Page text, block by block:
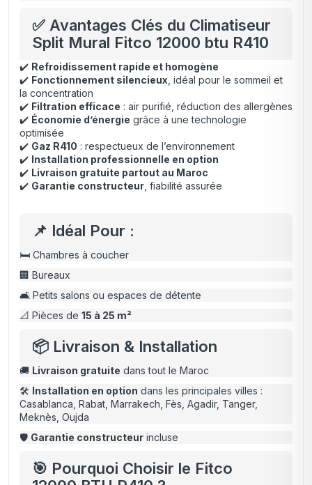
✅ Avantages Clés du Climatiseur
Split Mural Fitco 12000 btu R410
✔️ Refroidissement rapide et homogène
✔️ Fonctionnement silencieux , idéal pour le sommeil et
la concentration
✔️ Filtration efficace : air purifié, réduction des allergènes
✔️ Économie d’énergie grâce à une technologie
optimisée
✔️ Gaz R410 : respectueux de l’environnement
✔️ Installation professionnelle en option
✔️ Livraison gratuite partout au Maroc
✔️ Garantie constructeur , fiabilité assurée
📌 Idéal Pour :
🛏️ Chambres à coucher
🏢 Bureaux
🛋️ Petits salons ou espaces de détente
📐 Pièces de 15 à 25 m²
📦 Livraison & Installation
🚚 Livraison gratuite dans tout le Maroc
🛠️ Installation en option dans les principales villes :
Casablanca, Rabat, Marrakech, Fès, Agadir, Tanger,
Meknès, Oujda
🛡️ Garantie constructeur incluse
🎯 Pourquoi Choisir le Fitco